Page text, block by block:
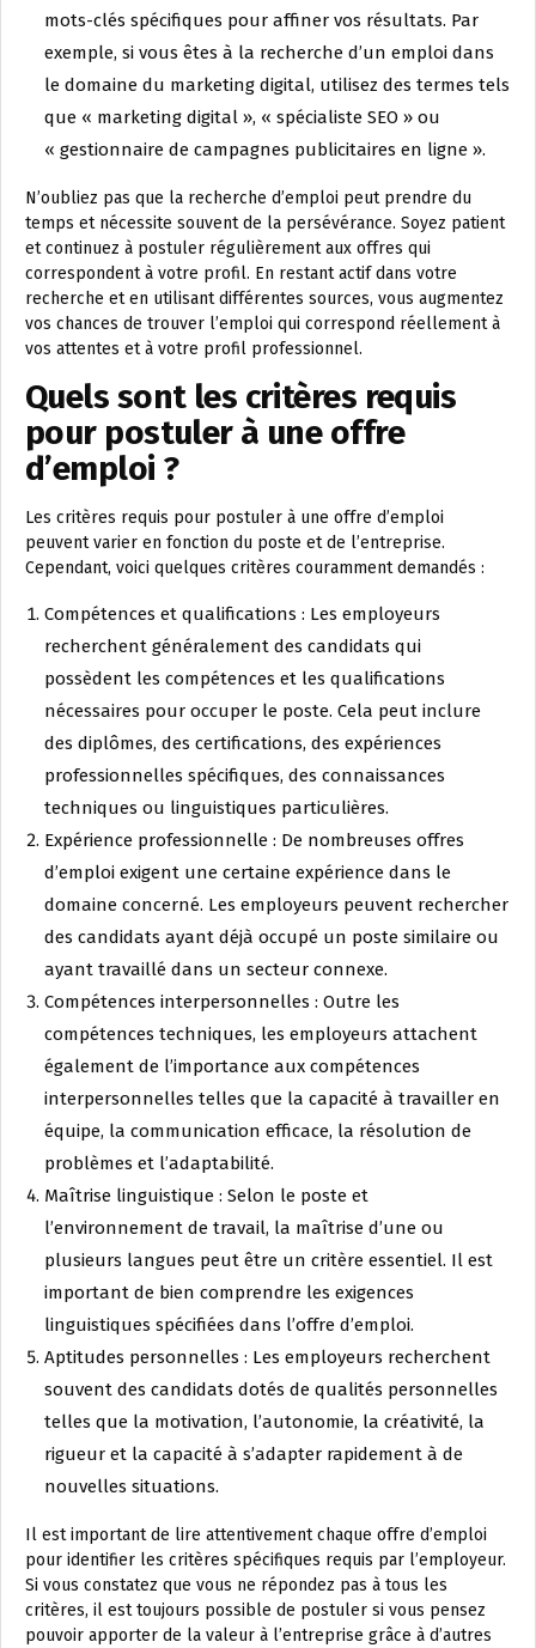
mots-clés spécifiques pour affiner vos résultats. Par
exemple, si vous êtes à la recherche d’un emploi dans
le domaine du marketing digital, utilisez des termes tels
que « marketing digital », « spécialiste SEO » ou
« gestionnaire de campagnes publicitaires en ligne ».
N’oubliez pas que la recherche d’emploi peut prendre du
temps et nécessite souvent de la persévérance. Soyez patient
et continuez à postuler régulièrement aux offres qui
correspondent à votre profil. En restant actif dans votre
recherche et en utilisant différentes sources, vous augmentez
vos chances de trouver l’emploi qui correspond réellement à
vos attentes et à votre profil professionnel.
Quels sont les critères requis
pour postuler à une offre
d’emploi ?
Les critères requis pour postuler à une offre d’emploi
peuvent varier en fonction du poste et de l’entreprise.
Cependant, voici quelques critères couramment demandés :
Compétences et qualifications : Les employeurs
recherchent généralement des candidats qui
possèdent les compétences et les qualifications
nécessaires pour occuper le poste. Cela peut inclure
des diplômes, des certifications, des expériences
professionnelles spécifiques, des connaissances
techniques ou linguistiques particulières.
Expérience professionnelle : De nombreuses offres
d’emploi exigent une certaine expérience dans le
domaine concerné. Les employeurs peuvent rechercher
des candidats ayant déjà occupé un poste similaire ou
ayant travaillé dans un secteur connexe.
Compétences interpersonnelles : Outre les
compétences techniques, les employeurs attachent
également de l’importance aux compétences
interpersonnelles telles que la capacité à travailler en
équipe, la communication efficace, la résolution de
problèmes et l’adaptabilité.
Maîtrise linguistique : Selon le poste et
l’environnement de travail, la maîtrise d’une ou
plusieurs langues peut être un critère essentiel. Il est
important de bien comprendre les exigences
linguistiques spécifiées dans l’offre d’emploi.
Aptitudes personnelles : Les employeurs recherchent
souvent des candidats dotés de qualités personnelles
telles que la motivation, l’autonomie, la créativité, la
rigueur et la capacité à s’adapter rapidement à de
nouvelles situations.
Il est important de lire attentivement chaque offre d’emploi
pour identifier les critères spécifiques requis par l’employeur.
Si vous constatez que vous ne répondez pas à tous les
critères, il est toujours possible de postuler si vous pensez
pouvoir apporter de la valeur à l’entreprise grâce à d’autres